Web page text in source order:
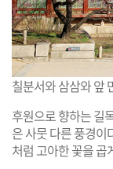
칠분서와 삼삼와 앞
후원으로 향하는 길
은 사뭇 다른 풍경이
처럼 고아한 꽃을 곱